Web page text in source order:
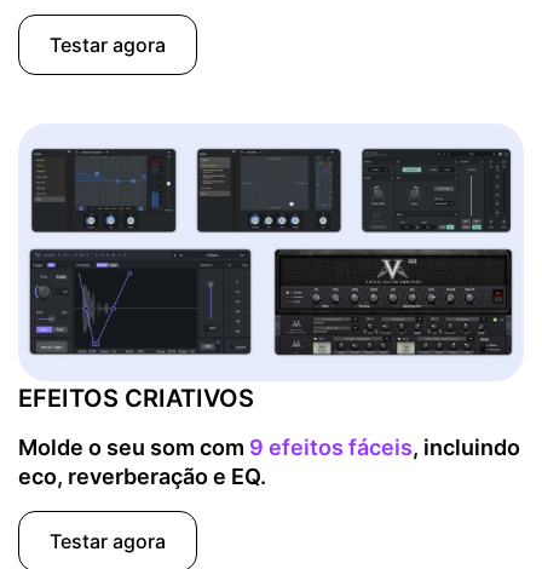
Testar agora
EFEITOS CRIATIVOS
Molde o seu som com 9 efeitos fáceis, incluindo
eco, reverberação e EQ.
Testar agora